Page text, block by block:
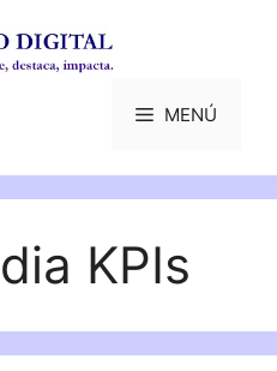
MENÚ
KPIs